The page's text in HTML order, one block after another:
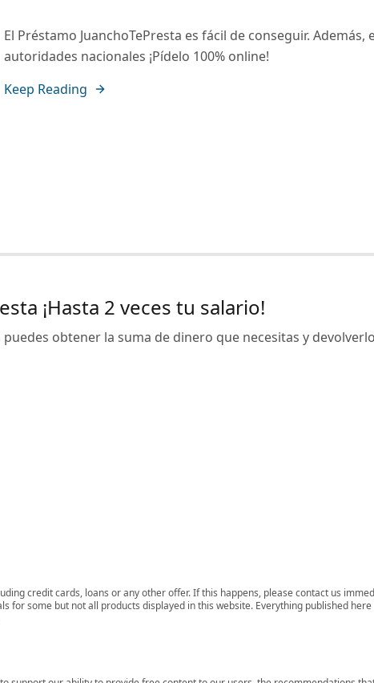
El Préstamo JuanchoTePresta es fácil de conseguir.
autoridades nacionales ¡Pídelo 100% online!
Keep Reading
¡Hasta 2 veces tu salario!
obtener la suma de dinero que necesitas y
credit cards, loans or any other offer. If this happens, please contact us
some but not all products displayed in this website. Everything published